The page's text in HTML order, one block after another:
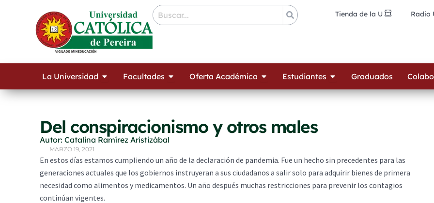
Tienda de la U Radio
La Universidad Open La Universidad
Facultades Open Facultades
Oferta Académica Open Oferta Académica
Estudiantes Open Estudiantes
Graduados
Del conspiracionismo y otros males
Autor: Catalina Ramírez Aristizábal
MARZO 19, 2021
En estos días estamos cumpliendo un año de la declaración de pandemia. Fue un hecho sin precedentes para las
generaciones actuales que los gobiernos instruyeran a sus ciudadanos a salir solo para adquirir bienes de primera
necesidad como alimentos y medicamentos. Un año después muchas restricciones para prevenir los contagios
continúan vigentes.